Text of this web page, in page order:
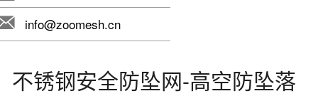
info@zoomesh.cn
不锈钢安全防坠网-高空防坠落